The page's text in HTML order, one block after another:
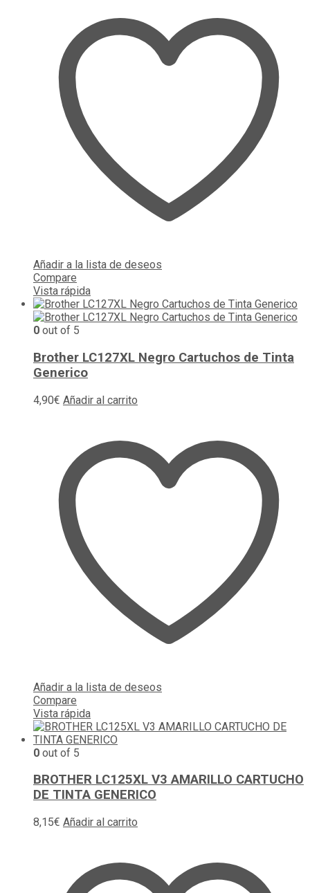
Añadir a la lista de deseos
Compare
Vista rápida
0 out of 5
Brother LC127XL Negro Cartuchos de Tinta
Generico
4,90€ Añadir al carrito
Añadir a la lista de deseos
Compare
Vista rápida
0 out of 5
BROTHER LC125XL V3 AMARILLO CARTUCHO
DE TINTA GENERICO
8,15€ Añadir al carrito